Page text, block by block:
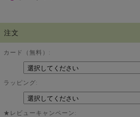
注文
カード（無料）:
ラッピング:
★レビューキャンペーン: